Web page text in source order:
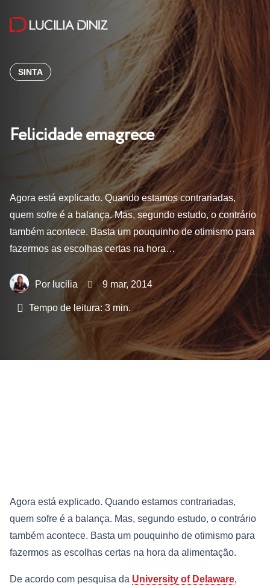
SINTA
Felicidade emagrece
Agora está explicado. Quando estamos contrariadas,
quem sofre é a balança. Mas, segundo estudo, o contrário
também acontece. Basta um pouquinho de otimismo para
fazermos as escolhas certas na hora…
lucilia 9 mar, 2014
Tempo de leitura: 3 min.
Agora está explicado. Quando estamos contrariadas,
quem sofre é a balança. Mas, segundo estudo, o contrário
também acontece. Basta um pouquinho de otimismo para
fazermos as escolhas certas na hora da alimentação.
De acordo com pesquisa da University of Delaware,